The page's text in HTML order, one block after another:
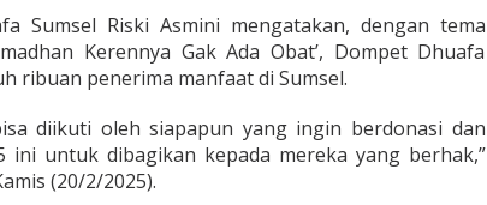
Sumsel Riski Asmini mengatakan, dengan tema
Kerennya Gak Ada Obat’, Dompet Dhuafa
ribuan penerima manfaat di Sumsel.
diikuti oleh siapapun yang ingin berdonasi dan
ini untuk dibagikan kepada mereka yang berhak,”
(20/2/2025).